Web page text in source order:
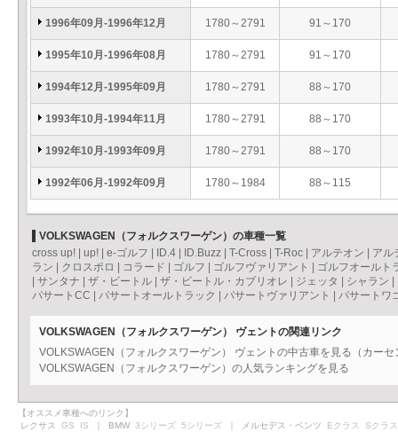
1996年09月-1996年12月 1780～2791 91～170
1995年10月-1996年08月 1780～2791 91～170
1994年12月-1995年09月 1780～2791 88～170
1993年10月-1994年11月 1780～2791 88～170
1992年10月-1993年09月 1780～2791 88～170
1992年06月-1992年09月 1780～1984 88～115
VOLKSWAGEN（フォルクスワーゲン）の車種一覧
cross up!
up! e-ゴルフ ID.4 ID.Buzz T-Cross T-Roc アルテオン
アル
ラン
クロスポロ コラード ゴルフ ゴルフヴァリアント
ゴルフオールト
サンタナ ザ・ビートル ザ・ビートル・カブリオレ ジェッタ シャラン
パサートCC
パサートオールトラック パサートヴァリアント パサートワ
VOLKSWAGEN（フォルクスワーゲン） ヴェントの関連リンク
VOLKSWAGEN（フォルクスワーゲン） ヴェントの中古車を見る（カーセ
VOLKSWAGEN（フォルクスワーゲン）の人気ランキングを見る
【オススメ車種へのリンク】
レクサス GS IS ｜ BMW 3シリーズ 5シリーズ ｜ メルセデス・ベンツ Eクラス Sクラス